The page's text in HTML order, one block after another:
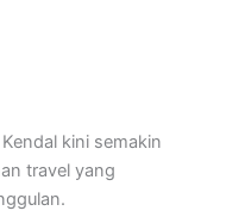
kini semakin
travel yang